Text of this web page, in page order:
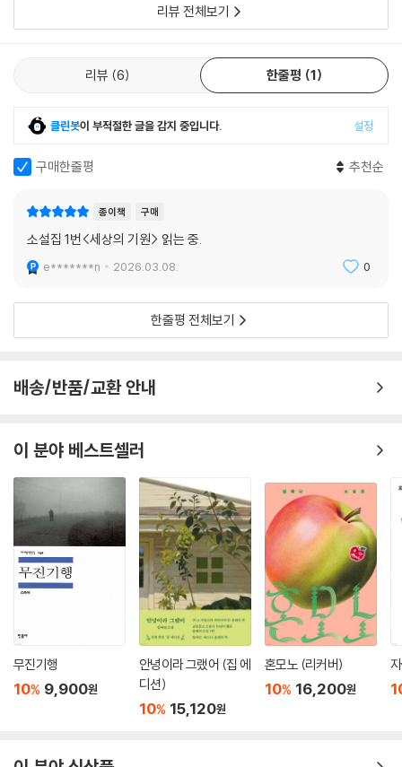
리뷰 전체보기
리뷰 6 한줄평 1
클린봇이 부적절한 글을 감지 중입니다. 설정
구매한줄평 추천순
종이책 구매
소설집 1번<세상의 기원> 읽는 중.
e*******n 2026.03.08. 0
한줄평 전체보기
배송/반품/교환 안내
이 분야 베스트셀러
무진기행
10% 9,900원
안녕이라 그랬어 (집 에
디션)
10% 15,120원
혼모노 (리커버)
10% 16,200원